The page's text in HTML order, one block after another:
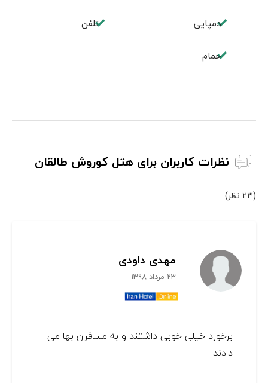
دمپایی تلفن
حمام
نظرات کاربران برای هتل کوروش طالقان
(23 نظر)
مهدی داودی
23 مرداد 1398
برخورد خیلی خوبی داشتند و به مسافران بها می
دادند